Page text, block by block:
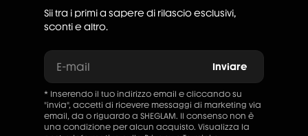
Sii tra i primi a sapere di rilascio esclusivi,
sconti e altro.
E-mail Inviare
* Inserendo il tuo indirizzo email e cliccando su
"invia", accetti di ricevere messaggi di marketing via
email, da o riguardo a SHEGLAM. Il consenso non è
una condizione per alcun acquisto. Visualizza la